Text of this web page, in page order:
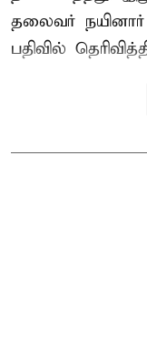
தலைவர்
பதிவில்